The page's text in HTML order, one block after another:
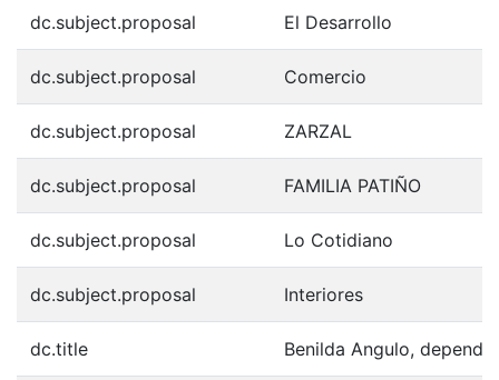
dc.subject.proposal El Desarrollo
dc.subject.proposal Comercio
dc.subject.proposal ZARZAL
dc.subject.proposal FAMILIA PATIÑO
dc.subject.proposal Lo Cotidiano
dc.subject.proposal Interiores
dc.title Benilda Angulo,